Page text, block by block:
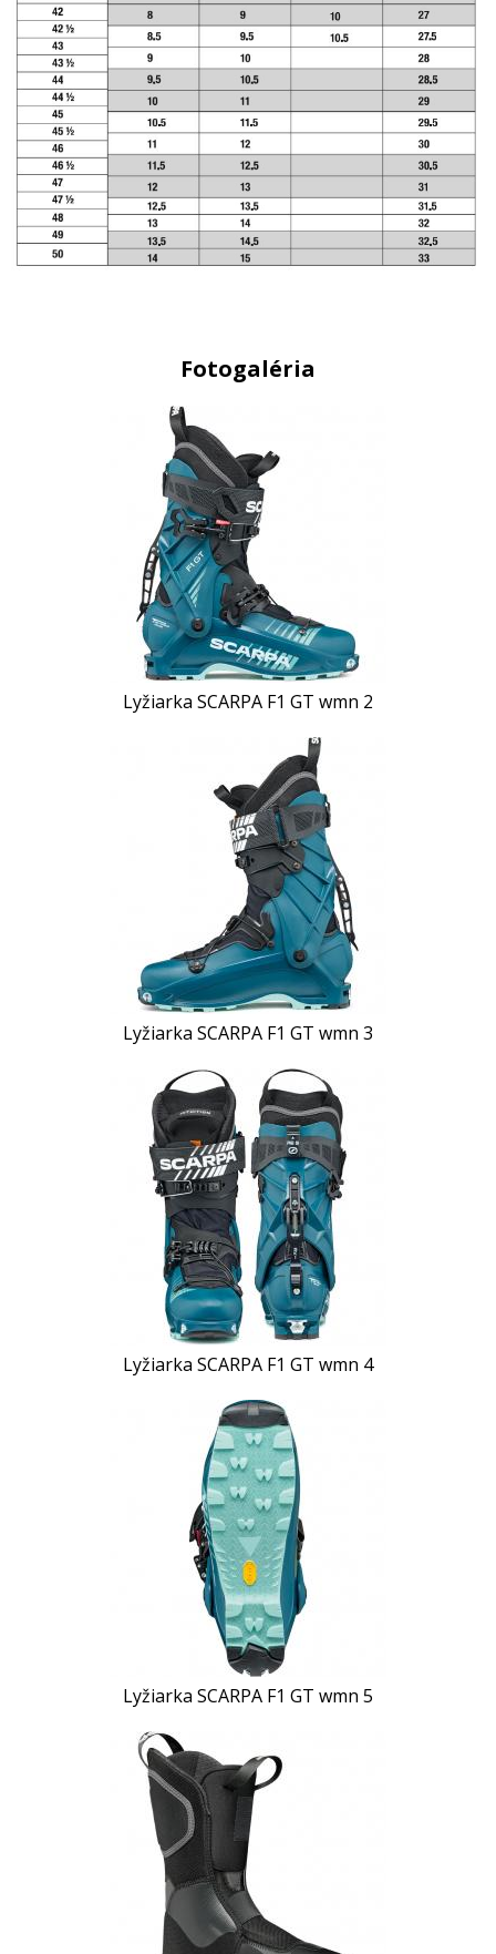
Fotogaléria
Lyžiarka SCARPA F1 GT wmn 2
Lyžiarka SCARPA F1 GT wmn 3
Lyžiarka SCARPA F1 GT wmn 4
Lyžiarka SCARPA F1 GT wmn 5